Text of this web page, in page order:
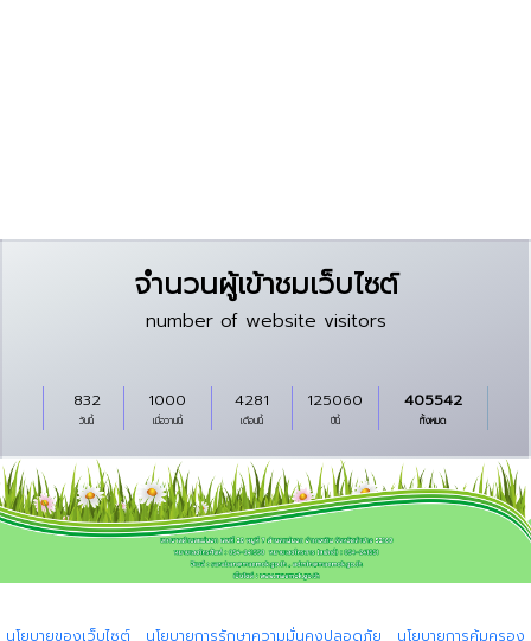
จำนวนผู้เข้าชมเว็บไซต์
number of website visitors
วันนี้
832
เมื่อวานนี้
1000
เดือนนี้
4281
ปีนี้
125060
ทั้งหมด
405542
นโยบายของเว็บไซต์
นโยบายการรักษาความมั่นคงปลอดภัย นโยบายการคุ้มครอง